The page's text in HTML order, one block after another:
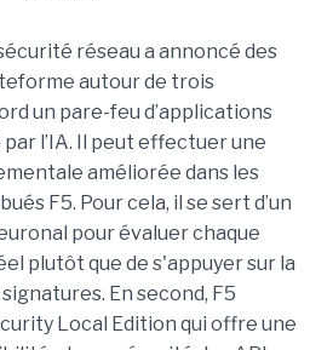
réseau a annoncé des
autour de trois
un pare-feu d’applications
l’IA. Il peut effectuer une
améliorée dans les
F5. Pour cela, il se sert d’un
pour évaluer chaque
plutôt que de s'appuyer sur la
En second, F5
Local Edition qui offre une